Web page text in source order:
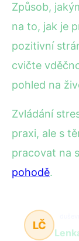
Způsob,
na to, jak je
pozitivní
cvičte
pohled na
Zvládání
praxi, ale s
pracovat na
pohodě.
LČ